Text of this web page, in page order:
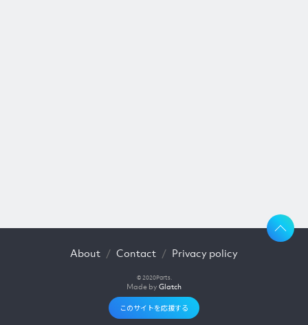
About Contact Privacy policy
© 2020Parts.
Made byGlatch
このサイトを応援する